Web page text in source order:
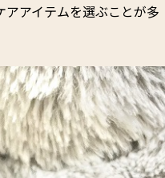
アイテムを選ぶことが多